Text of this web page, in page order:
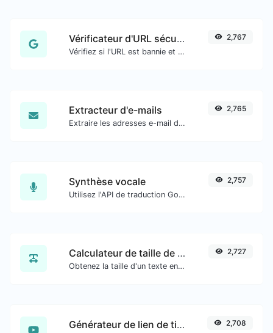
Vérificateur d'URL sécurisé
Vérifiez si l'URL est bannie et marquée comme sûre/risquée par Google.
2,767
Extracteur d'e-mails
Extraire les adresses e-mail de tout type de contenu textuel.
2,765
Synthèse vocale
Utilisez l'API de traduction Google pour générer de l'audio de synthèse vocale.
2,757
Calculateur de taille de texte
Obtenez la taille d'un texte en octets (B), kilooctets (KB) ou mégaoctets (MB).
2,727
Générateur de lien de timestamp YouTube 2,708